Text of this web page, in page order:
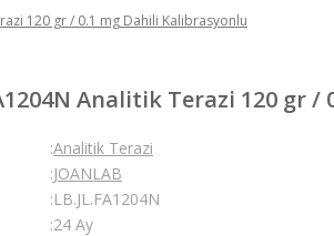
120 gr / 0.1 mg Dahili Kalibrasyonlu
Analitik Terazi 120 gr
Analitik Terazi
JOANLAB
LB.JL.FA1204N
24 Ay